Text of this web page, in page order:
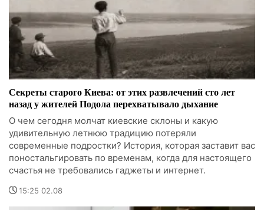
Секреты старого Киева: от этих развлечений сто лет
назад у жителей Подола перехватывало дыхание
О чем сегодня молчат киевские склоны и какую
удивительную летнюю традицию потеряли
современные подростки? История, которая заставит вас
поностальгировать по временам, когда для настоящего
счастья не требовались гаджеты и интернет.
15:25 02.08